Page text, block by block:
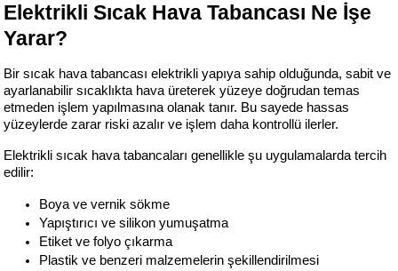
Elektrikli Sıcak Hava Tabancası Ne İşe
Yarar?
Bir sıcak hava tabancası elektrikli yapıya sahip olduğunda, sabit ve
ayarlanabilir sıcaklıkta hava üreterek yüzeye doğrudan temas
etmeden işlem yapılmasına olanak tanır. Bu sayede hassas
yüzeylerde zarar riski azalır ve işlem daha kontrollü ilerler.
Elektrikli sıcak hava tabancaları genellikle şu uygulamalarda tercih
edilir:
Boya ve vernik sökme
Yapıştırıcı ve silikon yumuşatma
Etiket ve folyo çıkarma
Plastik ve benzeri malzemelerin şekillendirilmesi